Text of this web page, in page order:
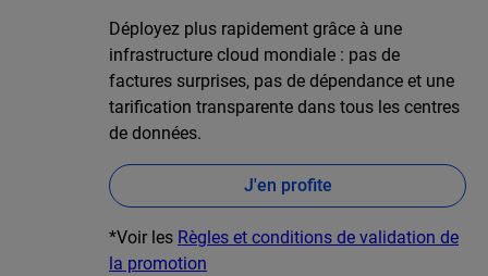
Déployez plus rapidement grâce à une
infrastructure cloud mondiale : pas de
factures surprises, pas de dépendance et une
tarification transparente dans tous les centres
de données.
J'en profite
*Voir les Règles et conditions de validation de
la promotion